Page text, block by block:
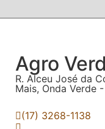
Agro
R. Alceu José da
Mais, Onda Verde
(17) 3268-1138